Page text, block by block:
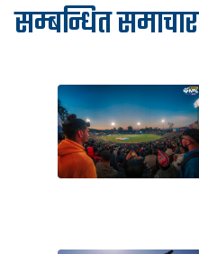
सम्बन्धित समाचार